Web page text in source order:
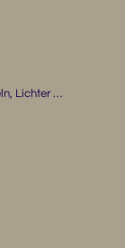
Lichter …